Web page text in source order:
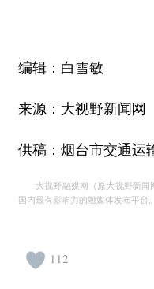
编辑：白雪敏
来源：大视野新闻网
供稿：烟台市交通运
大视野融媒网（原大视野新
国内最有影响力的融媒体发布平台。
112